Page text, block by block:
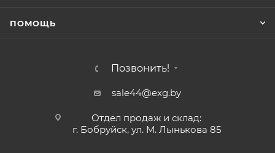
ПОМОЩЬ
Позвонить!
sale44@exg.by
Отдел продаж и склад:
г. Бобруйск, ул. М. Лынькова 85